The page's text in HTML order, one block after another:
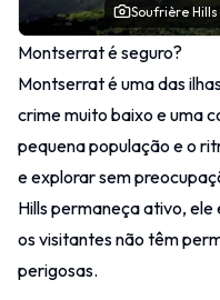
Soufrière Hills
Montserrat é seguro?
Montserrat é uma das
crime muito baixo e uma
pequena população e o
e explorar sem
Hills permaneça ativo,
os visitantes não têm
perigosas.